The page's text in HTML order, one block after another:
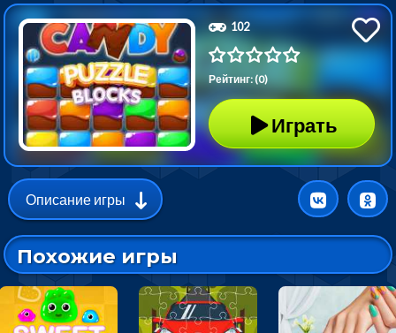
102
Рейтинг: (0)
Играть
Описание игры
Похожие игры